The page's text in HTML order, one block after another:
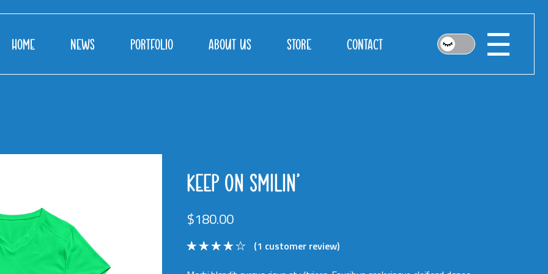
HOME NEWS PORTFOLIO ABOUT US STORE CONTACT
KEEP ON SMILIN’
$180.00
(1 customer review)